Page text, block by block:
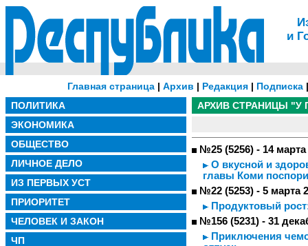
и
Главная страница | Архив | Редакция | Подписка
ПОЛИТИКА
ЭКОНОМИКА
ОБЩЕСТВО
ЛИЧНОЕ ДЕЛО
ИЗ ПЕРВЫХ УСТ
ПРИОРИТЕТ
ЧЕЛОВЕК И ЗАКОН
ЧП
АРХИВ СТРАНИЦЫ "У
№25 (5256) - 14 марта
О вкусной и
главы Коми
№22 (5253) - 5 марта
Продуктовый
№156 (5231) - 31
Приключения